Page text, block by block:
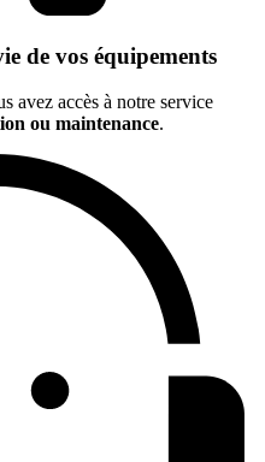
de vos équipements
avez accès à notre service
ou maintenance.